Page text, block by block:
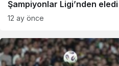
Şampiyonlar Ligi’nden
12 ay önce